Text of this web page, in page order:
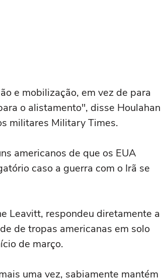
e mobilização, em vez de para
o alistamento", disse Houlahan
militares Military Times.
americanos de que os EUA
caso a guerra com o Irã se
Leavitt, respondeu diretamente a
de tropas americanas em solo
de março.
uma vez, sabiamente mantém